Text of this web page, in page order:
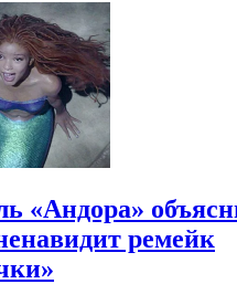
«Андора»
ремейк